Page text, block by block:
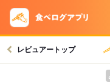
レビュアートップ